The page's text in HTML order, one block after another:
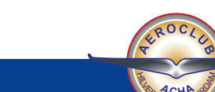
AVRAS – Uitleg
Een vliegtuig reserveren doe je in